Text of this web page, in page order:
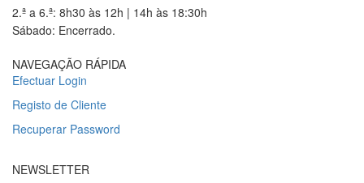
2.ª a 6.ª: 8h30 às 12h | 14h às 18:30h
Sábado: Encerrado.
NAVEGAÇÃO RÁPIDA
Efectuar Login
Registo de Cliente
Recuperar Password
NEWSLETTER